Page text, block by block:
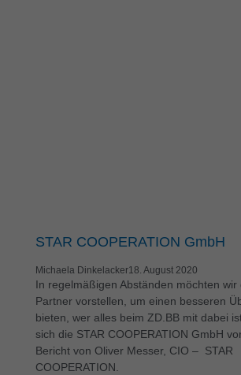
STAR COOPERATION GmbH
Michaela Dinkelacker18. August 2020
In regelmäßigen Abständen möchten wir
Partner vorstellen, um einen besseren
bieten, wer alles beim ZD.BB mit dabei
sich die STAR COOPERATION GmbH
Bericht von Oliver Messer, CIO – STAR
COOPERATION.